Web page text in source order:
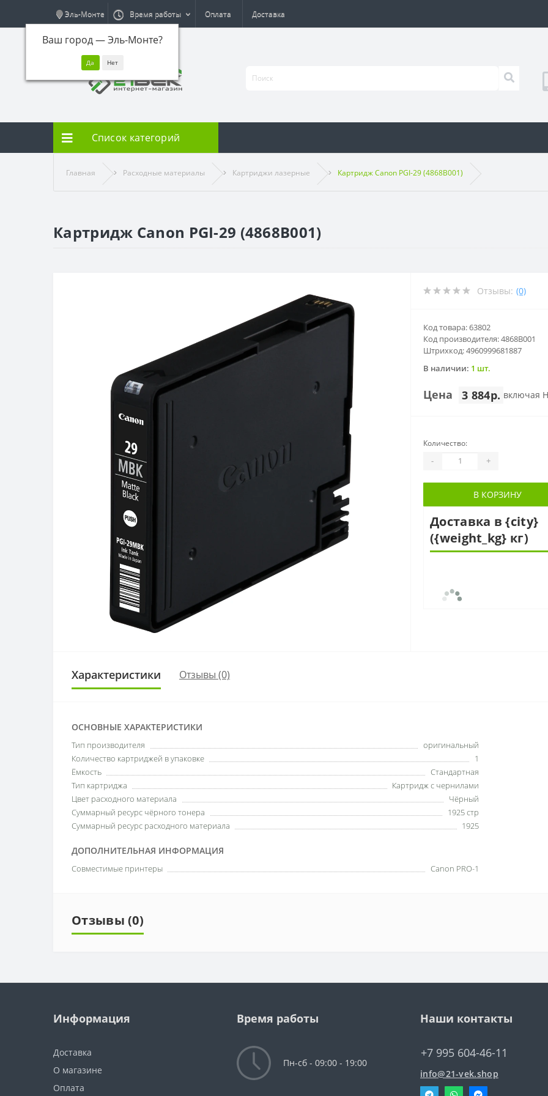
Эль-Монте
Ваш город —Эль-Монте?
Время работы Оплата Доставка
Список категорий
Главная Расходные материалы Картриджи лазерные Картридж Canon PGI-29 (4868B001)
Картридж Canon PGI-29 (4868B001)
Отзывы: (0)
Код товара: 63802
Код производителя: 4868B001
Штрихкод: 4960999681887
В наличии: 1 шт.
Цена 3 884р. включая
Количество:
- +
В КОРЗИНУ
Доставка в {city}
({weight_kg} кг)
Характеристики Отзывы (0)
ОСНОВНЫЕ ХАРАКТЕРИСТИКИ
Тип производителя
оригинальный
Количество картриджей в упаковке
1
Ёмкость
Стандартная
Тип картриджа
Картридж с чернилами
Цвет расходного материала
Чёрный
Суммарный ресурс чёрного тонера
1925 стр
Суммарный ресурс расходного материала
1925
ДОПОЛНИТЕЛЬНАЯ ИНФОРМАЦИЯ
Совместимые принтеры Canon PRO-1
Отзывы (0)
Информация
Доставка
О магазине
Оплата
Время работы
Пн-сб - 09:00 - 19:00
Наши контакты
+7 995 604-46-11
info@21-vek.shop